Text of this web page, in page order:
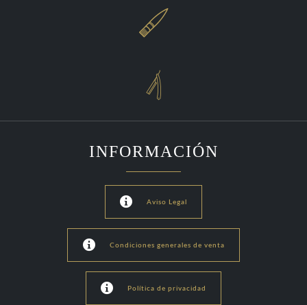


INFORMACIÓN
 Aviso Legal
 Condiciones generales de venta
 Política de privacidad